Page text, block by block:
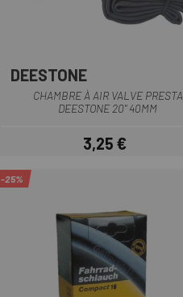
DEESTONE
CHAMBRE À AIR VALVE PRESTA
DEESTONE 20" 40MM
Prix
3,25 €
-25%